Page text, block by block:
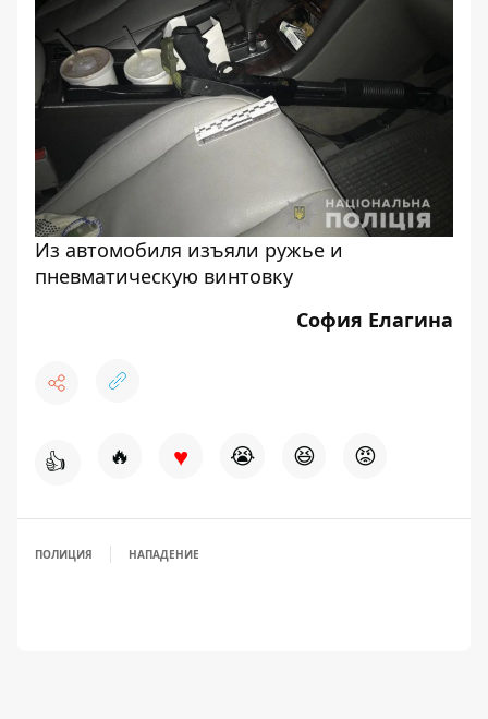
Из автомобиля изъяли ружье и
пневматическую винтовку
София Елагина
👍 🔥 ♥ 😭 😆 😡
ПОЛИЦИЯ НАПАДЕНИЕ